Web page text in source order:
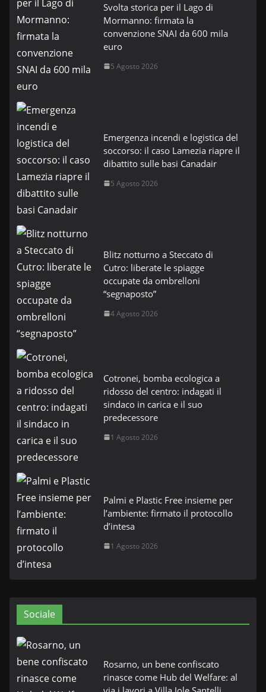
Svolta storica per il Lago di
Mormanno: firmata la
convenzione SNAI da 600 mila
euro
5 Agosto 2026
Emergenza incendi e logistica del
soccorso: il caso Lamezia riapre il
dibattito sulle basi Canadair
5 Agosto 2026
Blitz notturno a Steccato di
Cutro: liberate le spiagge
occupate da ombrelloni
“segnaposto”
4 Agosto 2026
Cotronei, bomba ecologica a
ridosso del centro: indagati il
sindaco in carica e il suo
predecessore
1 Agosto 2026
Palmi e Plastic Free insieme per
l’ambiente: firmato il protocollo
d’intesa
1 Agosto 2026
Sociale
Rosarno, un bene confiscato
rinasce come Hub del Welfare: al